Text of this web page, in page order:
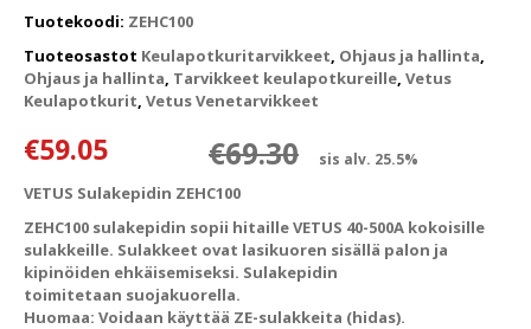
Tuotekoodi: ZEHC100
Tuoteosastot Keulapotkuritarvikkeet, Ohjaus ja hallinta,
Ohjaus ja hallinta, Tarvikkeet keulapotkureille, Vetus
Keulapotkurit, Vetus Venetarvikkeet
€69.30
€59.05 Nykyinen
sis alv. 25.5%
VETUS Sulakepidin ZEHC100
ZEHC100 sulakepidin sopii hitaille VETUS 40-500A kokoisille
sulakkeille. Sulakkeet ovat lasikuoren sisällä palon ja
kipinöiden ehkäisemiseksi. Sulakepidin
toimitetaan suojakuorella.
Huomaa: Voidaan käyttää ZE-sulakkeita (hidas).